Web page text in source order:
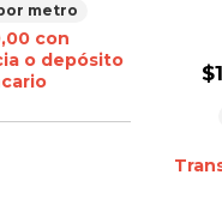
metro
con
o depósito